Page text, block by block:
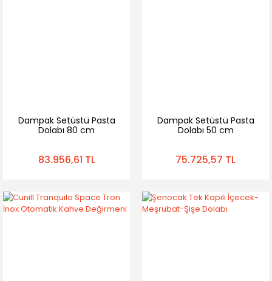
Dampak Setüstü Pasta
Dolabı 80 cm
83.956,61 TL
Dampak Setüstü Pasta
Dolabı 50 cm
75.725,57 TL